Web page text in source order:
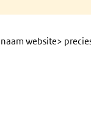
website>